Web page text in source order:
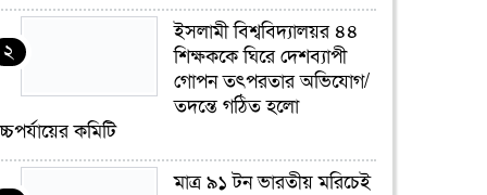
২
ইসলামী বিশ্ববিদ্যালয়র ৪৪
শিক্ষককে ঘিরে দেশব্যাপী
গোপন তৎপরতার অভিযোগ/
তদন্তে গঠিত হলো
কমিটি
মাত্র ৯১ টন ভারতীয় মরিচেই